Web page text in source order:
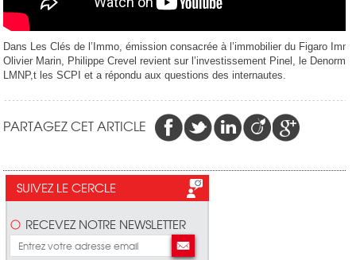
Dans Les Clés de l’Immo, émission consacrée à l’immobilier du Figaro
Olivier Marin, Philippe Crevel revient sur l’investissement Pinel, le
LMNP,t les SCPI et a répondu aux questions des internautes.
PARTAGEZ CET ARTICLE
SUIVEZ LE CERCLE
RECEVEZ NOTRE NEWSLETTER